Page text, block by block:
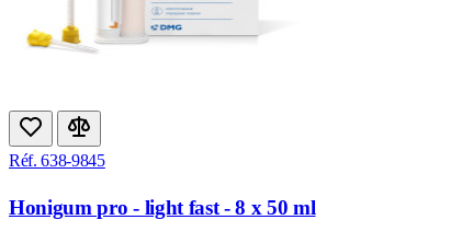
Réf. 638-9845
Honigum pro - light fast - 8 x 50 ml